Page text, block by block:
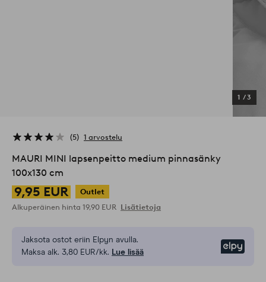
1 /3
5 1 arvostelu
MAURI MINI lapsenpeitto medium pinnasänky
100x130 cm
9,95 EUR
Outlet
Alkuperäinen hinta 19,90 EUR Lisätietoja
Jaksota ostot eriin Elpyn avulla.
Maksa alk. 3,80 EUR/kk. Lue lisää